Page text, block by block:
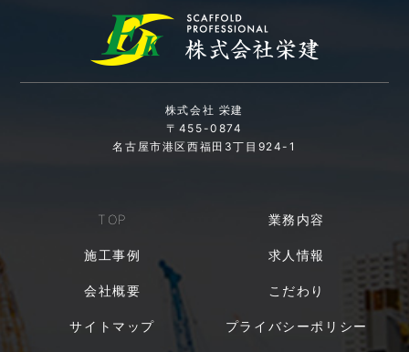
株式会社 栄建
〒455-0874
名古屋市港区西福田3丁目924-1
TOP 業務内容
施工事例 求人情報
会社概要 こだわり
サイトマップ プライバシーポリシー